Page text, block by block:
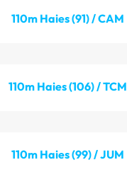
110m Haies (91) / CAM
110m Haies (106) / TCM
110m Haies (99) / JUM